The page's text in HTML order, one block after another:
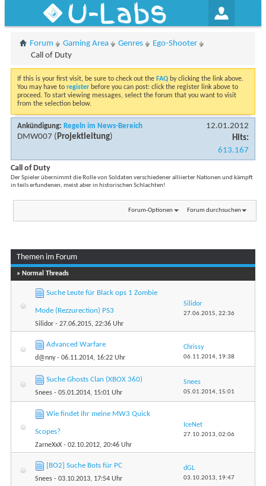
U-Labs
Forum Gaming Area Genres
Ego-Shooter
Call of Duty
If this is your first visit, be sure to check out the FAQ by clicking the link above.
You may have to register before you can post: click the register link above to
proceed. To start viewing messages, select the forum that you want to visit
from the selection below.
Ankündigung: Regeln im News-Bereich
DMW007 (Projektleitung)
12.01.2012
Hits:
613.167
Call of Duty
Der Spieler übernimmt die Rolle von Soldaten verschiedener alliierter Nationen und kämpft
in teils erfundenen, meist aber in historischen Schlachten!
Forum-Optionen Forum durchsuchen
Themen im Forum
» Normal Threads
Suche Leute für Black ops 1 Zombie
Mode (Rezzurection) PS3
Silidor - 27.06.2015, 22:36 Uhr
Silidor
27.06.2015, 22:36
Advanced Warfare
d@nny- 06.11.2014, 16:22 Uhr
Chrissy
06.11.2014, 19:38
Suche Ghosts Clan (XBOX 360)
Snees - 05.01.2014, 15:01 Uhr
Snees
05.01.2014, 15:01
Wie findet ihr meine MW3 Quick
Scopes?
ZarneXxX - 02.10.2012, 20:46 Uhr
IceNet
27.10.2013, 02:06
[BO2] Suche Bots für PC
Snees - 03.10.2013, 17:54 Uhr
dGL
03.10.2013, 19:47